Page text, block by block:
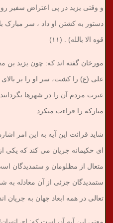
و وقتی یزید در پی اعتراض سفیر روم
دستور به کشتن او داد ، سر مبارک
قوه الا بالله) . (۱۱)
مورخان گفته ‏اند که: چون یزید بن
علی (ع) را کشت، سر او را بر بالای
عبرت مردم آن را در شهرها
مبارکه را قراءت می‏کرد.
شاید قرائت این آیه به این امر
ای حکیمانه جریان می‏ کند که یکی
متعال از مظلومان و ستمدیدگان
ستمدیدگان جزئی از آن معادله به
تعالی در همه ابعاد جهان به جریان